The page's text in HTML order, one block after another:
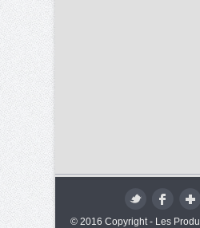
© 2016 Copyright - Les